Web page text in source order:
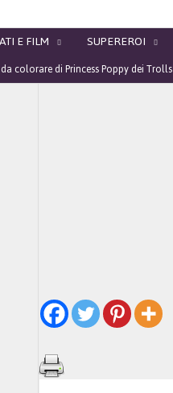
E FILM SUPEREROI
colorare di Princess Poppy dei Trolls